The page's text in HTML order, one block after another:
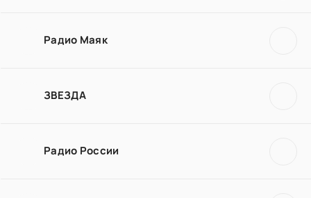
Радио Маяк
ЗВЕЗДА
Радио России